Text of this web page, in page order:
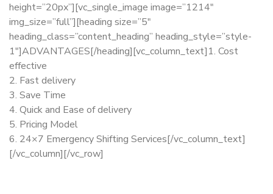
height=”20px”][vc_single_image image=”1214″
img_size=”full”][heading size=”5″
heading_class=”content_heading” heading_style=”style-
1″]ADVANTAGES[/heading][vc_column_text]1. Cost
effective
2. Fast delivery
3. Save Time
4. Quick and Ease of delivery
5. Pricing Model
6. 24×7 Emergency Shifting Services[/vc_column_text]
[/vc_column][/vc_row]